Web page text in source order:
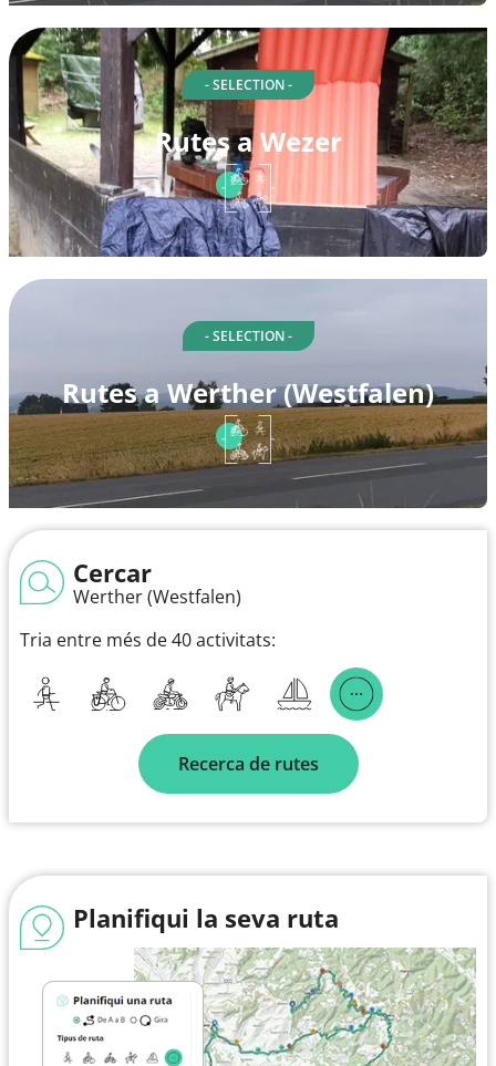
- SELECTION -
Rutes a Wezer
- SELECTION -
Rutes a Werther (Westfalen)
Cercar
Werther (Westfalen)
Tria entre més de 40 activitats:
Recerca de rutes
Planifiqui la seva ruta